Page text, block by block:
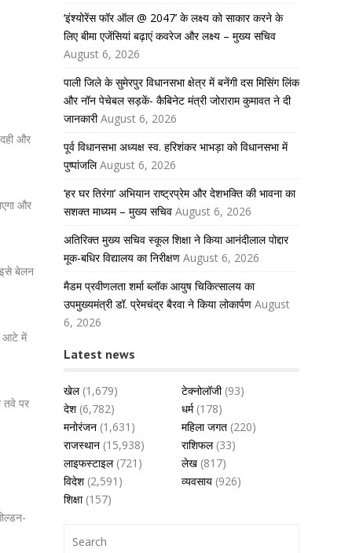
और
और
बेलन
आटे में
तवे पर
‘इंश्योरेंस फॉर ऑल @ 2047’ के लक्ष्य को साकार करने के
लिए बीमा एजेंसियां बढ़ाएं कवरेज और लक्ष्य – मुख्य सचिव
August 6, 2026
पाली जिले के सुमेरपुर विधानसभा क्षेत्र में बनेंगी दस मिसिंग लिंक
और नॉन पेचेबल सड़कें- कैबिनेट मंत्री जोराराम कुमावत ने दी
जानकारी August 6, 2026
पूर्व विधानसभा अध्यक्ष स्व. हरिशंकर भाभड़ा को विधानसभा में
पुष्पांजलि August 6, 2026
‘हर घर तिरंगा’ अभियान राष्ट्रप्रेम और देशभक्ति की भावना का
सशक्त माध्यम – मुख्य सचिव August 6, 2026
अतिरिक्त मुख्य सचिव स्कूल शिक्षा ने किया आनंदीलाल पोद्दार
मूक-बधिर विद्यालय का निरीक्षण August 6, 2026
मैडम प्रवीणलता शर्मा ब्लॉक आयुष चिकित्सालय का
उपमुख्यमंत्री डॉ. प्रेमचंद्र बैरवा ने किया लोकार्पण August
6, 2026
Latest news
खेल(1,679) टेक्नोलॉजी(93)
देश(6,782) धर्म(178)
मनोरंजन (1,631) महिला जगत (220)
राजस्थान (15,938) राशिफल(33)
लाइफस्टाइल(721) लेख (817)
विदेश(2,591) व्यवसाय (926)
शिक्षा(157)